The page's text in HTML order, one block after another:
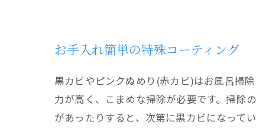
お手入れ簡単の特殊コーティング
黒カビやピンクぬめり(赤カビ)はお風呂掃
力が高く、こまめな掃除が必要です。掃除
があったりすると、次第に黒カビになって